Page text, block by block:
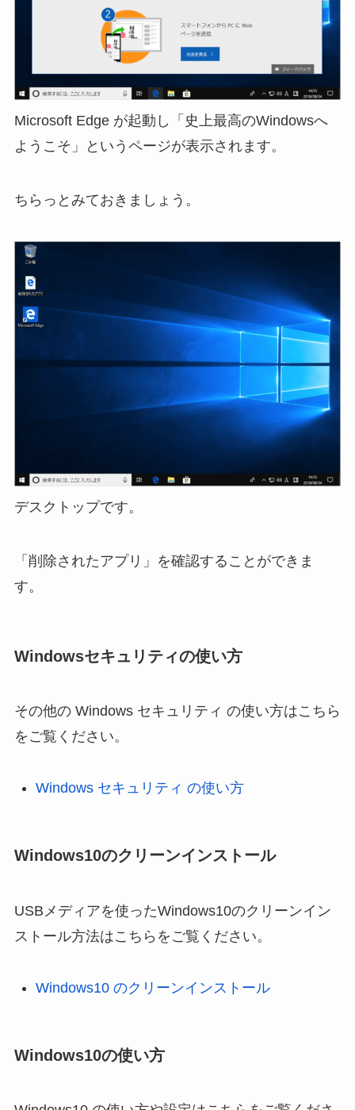
Microsoft Edge が起動し「史上最高のWindowsへ
ようこそ」というページが表示されます。
ちらっとみておきましょう。
デスクトップです。
「削除されたアプリ」を確認することができま
す。
Windowsセキュリティの使い方
その他の Windows セキュリティ の使い方はこちら
をご覧ください。
Windows セキュリティ の使い方
Windows10のクリーンインストール
USBメディアを使ったWindows10のクリーンイン
ストール方法はこちらをご覧ください。
Windows10 のクリーンインストール
Windows10の使い方